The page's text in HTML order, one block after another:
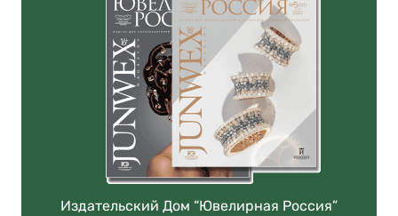
Издательский Дом “Ювелирная Россия”